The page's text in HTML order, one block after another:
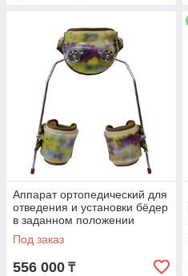
Аппарат ортопедический для
отведения и установки бёдер
в заданном положении
(S.W.A.S.H)
Под заказ
556 000 ₸